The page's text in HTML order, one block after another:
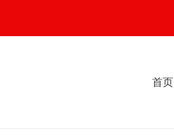
首页